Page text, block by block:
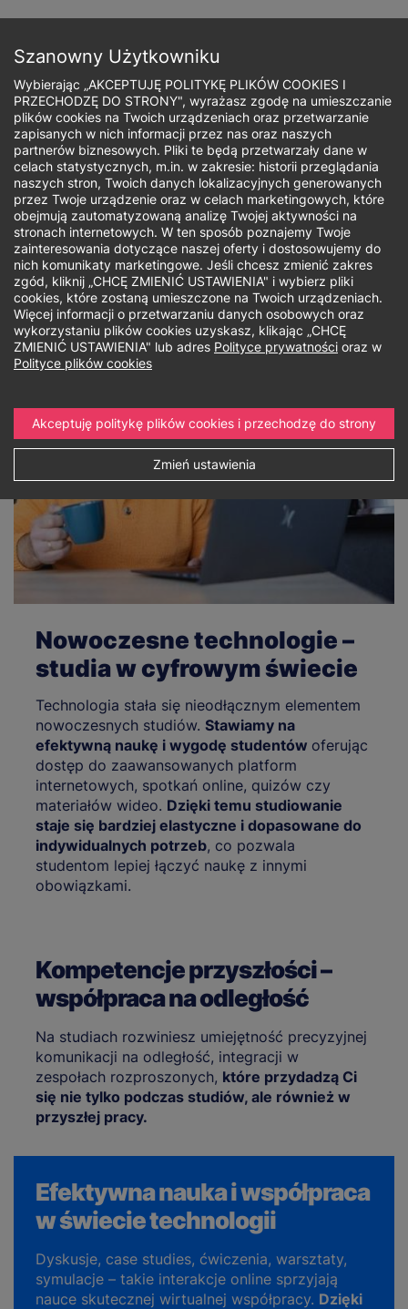
treści
Ścieżka
nawigacyjna
Cyfrowy
uniwersytet
Nowoczesne technologie –
studia w cyfrowym świecie
Technologia stała się nieodłącznym elementem
nowoczesnych studiów. Stawiamy na
efektywną naukę i wygodę studentów oferując
dostęp do zaawansowanych platform
internetowych, spotkań online, quizów czy
materiałów wideo. Dzięki temu studiowanie
staje się bardziej elastyczne i dopasowane do
indywidualnych potrzeb, co pozwala
studentom lepiej łączyć naukę z innymi
obowiązkami.
Kompetencje przyszłości –
współpraca na odległość
Na studiach rozwiniesz umiejętność precyzyjnej
komunikacji na odległość, integracji w
zespołach rozproszonych, które przydadzą Ci
się nie tylko podczas studiów, ale również w
przyszłej pracy.
Efektywna nauka i współpraca
w świecie technologii
Dyskusje, case studies, ćwiczenia, warsztaty,
symulacje – takie interakcje online sprzyjają
nauce skutecznej wirtualnej współpracy. Dzięki
Szanowny Użytkowniku
Wybierając „AKCEPTUJĘ POLITYKĘ PLIKÓW COOKIES I
PRZECHODZĘ DO STRONY", wyrażasz zgodę na umieszczanie
plików cookies na Twoich urządzeniach oraz przetwarzanie
zapisanych w nich informacji przez nas oraz naszych
partnerów biznesowych. Pliki te będą przetwarzały dane w
celach statystycznych, m.in. w zakresie: historii przeglądania
naszych stron, Twoich danych lokalizacyjnych generowanych
przez Twoje urządzenie oraz w celach marketingowych, które
obejmują zautomatyzowaną analizę Twojej aktywności na
stronach internetowych. W ten sposób poznajemy Twoje
zainteresowania dotyczące naszej oferty i dostosowujemy do
nich komunikaty marketingowe. Jeśli chcesz zmienić zakres
zgód, kliknij „CHCĘ ZMIENIĆ USTAWIENIA" i wybierz pliki
cookies, które zostaną umieszczone na Twoich urządzeniach.
Więcej informacji o przetwarzaniu danych osobowych oraz
wykorzystaniu plików cookies uzyskasz, klikając „CHCĘ
ZMIENIĆ USTAWIENIA" lub adres Polityce prywatności oraz w
Polityce plików cookies
Zmień ustawienia
Akceptuję politykę plików cookies i przechodzę do strony